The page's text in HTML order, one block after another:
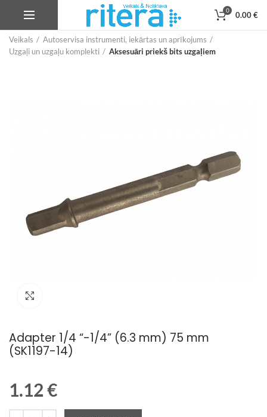
0 0.00€
Veikals
Autoservisa instrumenti, iekārtas un aprīkojums
Uzgaļi un uzgaļu komplekti
Aksesuāri priekš bits uzgaļiem
Adapter 1/4 “-1/4” (6.3 mm) 75 mm
(SK1197-14)
1.12€